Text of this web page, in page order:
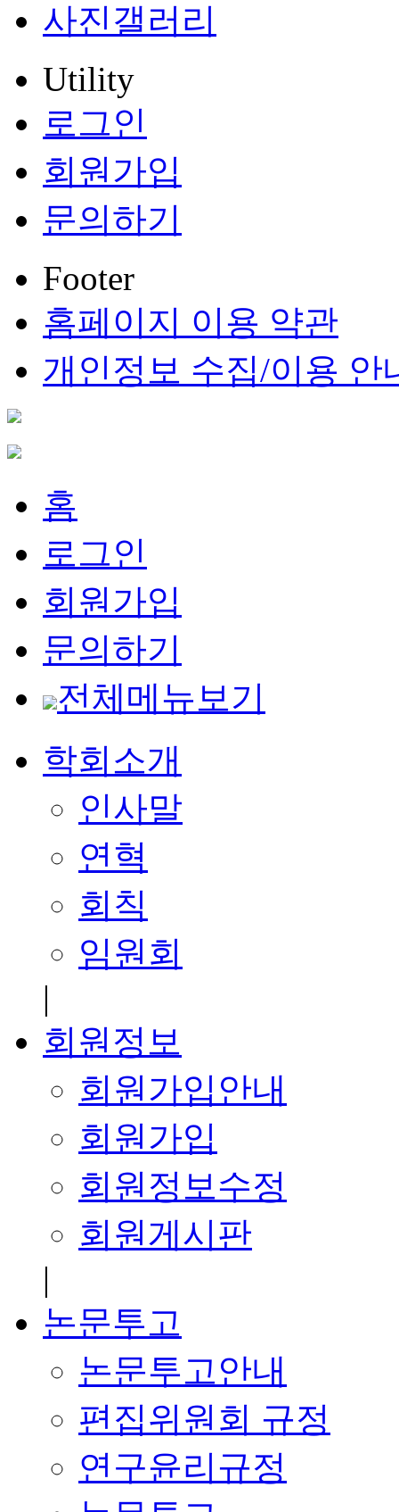
사진갤러리
Utility
로그인
회원가입
문의하기
Footer
홈페이지 이용 약관
개인정보 수집/이용 안
홈
로그인
회원가입
문의하기
전체메뉴보기
학회소개
인사말
연혁
회칙
임원회
|
회원정보
회원가입안내
회원가입
회원정보수정
회원게시판
|
논문투고
논문투고안내
편집위원회 규정
연구윤리규정